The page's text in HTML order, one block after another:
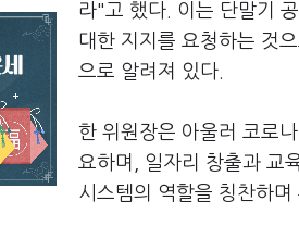
라"고 했다. 이는 단말기
대한 지지를 요청하는 것
으로 알려져 있다.
한 위원장은 아울러 코로
요하며, 일자리 창출과 교
시스템의 역할을 칭찬하